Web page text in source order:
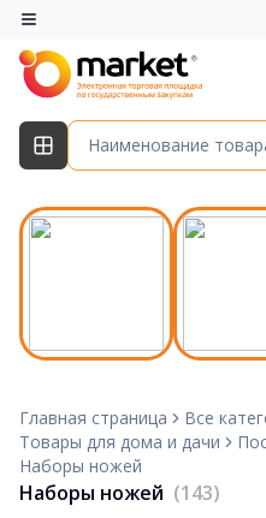
Главная страница
Все
Товары для дома и дачи
Наборы ножей
Наборы ножей (143)